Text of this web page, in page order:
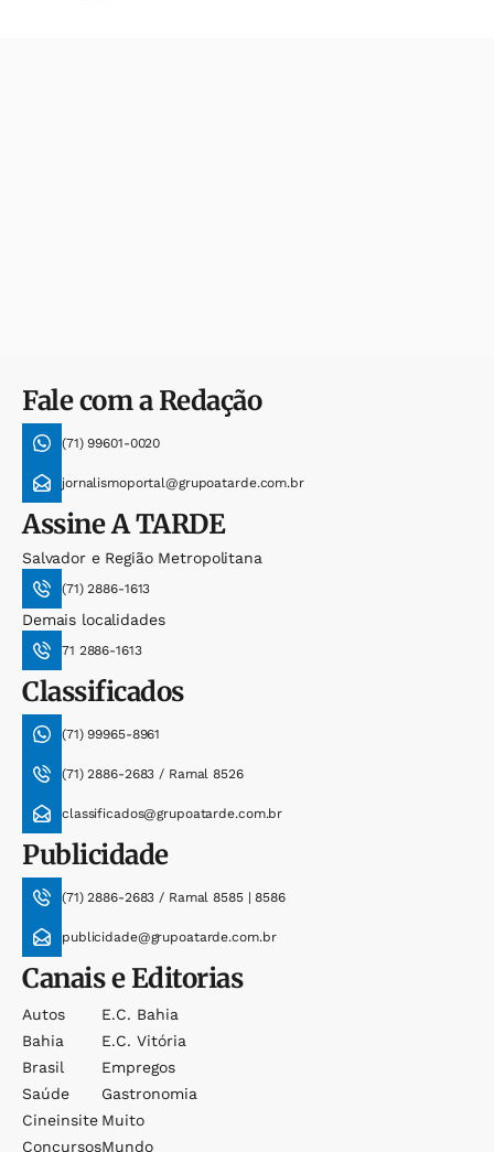
Fale com a Redação
(71) 99601-0020
jornalismoportal@grupoatarde.com.br
AssineA TARDE
Salvador e Região Metropolitana
(71) 2886-1613
Demais localidades
71 2886-1613
Classificados
(71) 99965-8961
(71) 2886-2683 / Ramal 8526
classificados@grupoatarde.com.br
Publicidade
(71) 2886-2683 / Ramal 8585 | 8586
publicidade@grupoatarde.com.br
Canais e Editorias
Autos
Bahia
Brasil
Saúde
Cineinsite
Concursos
E.c. Bahia
E.c. Vitória
Empregos
Gastronomia
Muito
Mundo